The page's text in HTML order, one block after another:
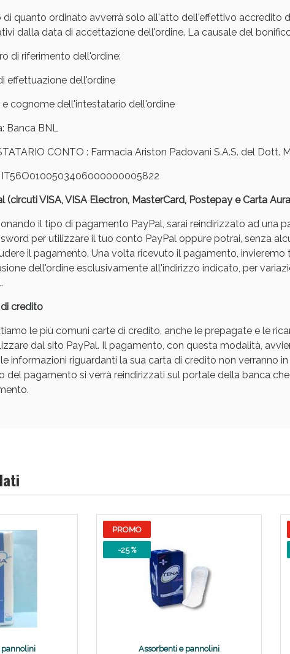
di quanto ordinato avverrà solo all'atto dell'effettivo accredito
dalla data di accettazione dell'ordine. La causale del
di riferimento dell'ordine:
effettuazione dell'ordine
cognome dell'intestatario dell'ordine
Banca BNL
CONTO : Farmacia Ariston Padovani S.A.S. del Dott.
IT56O0100503406000000005822
(circuti VISA, VISA Electron, MasterCard, Postepay e Carta
il tipo di pagamento PayPal, sarai reindirizzato ad una
per utilizzare il tuo conto PayPal oppure potrai, senza
il pagamento. Una volta ricevuto il pagamento,
dell'ordine esclusivamente all'indirizzo indicato, per
credito
le più comuni carte di credito, anche le prepagate e le
dal sito PayPal. Il pagamento, con questa modalità,
informazioni riguardanti la sua carta di credito non verranno
del pagamento si verrà reindirizzati sul portale della banca
pannolini
PROMO
-25 %
Assorbenti e pannolini